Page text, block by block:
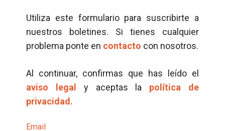
Utiliza este formulario para suscribirte a
nuestros boletines. Si tienes cualquier
problema ponte en contacto con nosotros.
Al continuar, confirmas que has leído el
aviso legal
y aceptas la política de
privacidad.
Email